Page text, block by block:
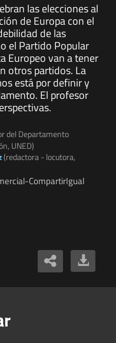
las elecciones al
de Europa con el
de las
el Partido Popular
Europeo van a tener
otros partidos. La
está por definir y
El profesor
del Departamento
UNED)
(redactora - locutora,
CompartirIgual